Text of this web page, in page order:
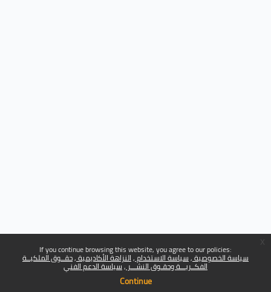
If you continue browsing this website, you agree to our policies:
سياسة الخصوصية سياسة الاستخدام النزاهة الأكاديمية حقــوق الملكيــة
الفكــريـــة وحقـوق النشـــر سياسة الدعم الفني
Continue